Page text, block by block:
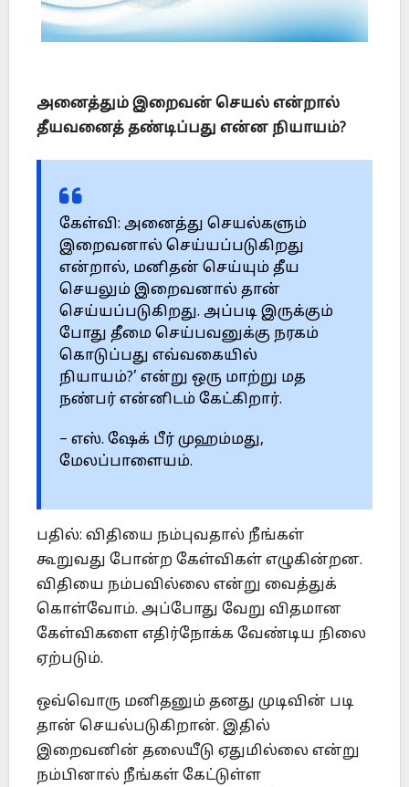
அனைத்தும் இறைவன் செயல் என்றால்
தீயவனைத் தண்டிப்பது என்ன நியாயம்?
கேள்வி: அனைத்து செயல்களும்
இறைவனால் செய்யப்படுகிறது
என்றால், மனிதன் செய்யும் தீய
செயலும் இறைவனால் தான்
செய்யப்படுகிறது. அப்படி இருக்கும்
போது தீமை செய்பவனுக்கு நரகம்
கொடுப்பது எவ்வகையில்
நியாயம்?’ என்று ஒரு மாற்று மத
நண்பர் என்னிடம் கேட்கிறார்.
– எஸ். ஷேக் பீர் முஹம்மது,
மேலப்பாளையம்.
பதில்: விதியை நம்புவதால் நீங்கள்
கூறுவது போன்ற கேள்விகள் எழுகின்றன.
விதியை நம்பவில்லை என்று வைத்துக்
கொள்வோம். அப்போது வேறு விதமான
கேள்விகளை எதிர்நோக்க வேண்டிய நிலை
ஏற்படும்.
ஒவ்வொரு மனிதனும் தனது முடிவின் படி
தான் செயல்படுகிறான். இதில்
இறைவனின் தலையீடு ஏதுமில்லை என்று
நம்பினால் நீங்கள் கேட்டுள்ள